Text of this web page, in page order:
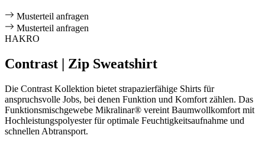
Musterteil anfragen
Musterteil anfragen
HAKRO
Contrast | Zip Sweatshirt
Die Contrast Kollektion bietet strapazierfähige Shirts für
anspruchsvolle Jobs, bei denen Funktion und Komfort zählen. Das
Funktionsmischgewebe Mikralinar® vereint Baumwollkomfort mit
Hochleistungspolyester für optimale Feuchtigkeitsaufnahme und
schnellen Abtransport.